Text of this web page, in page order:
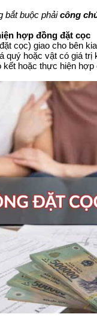
bắt buộc phải công
hợp đồng đặt cọc
cọc) giao cho bên
hoặc vật có giá trị
kết hoặc thực hiện hợp